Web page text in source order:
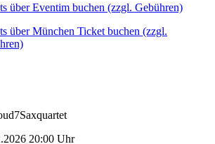
über Eventim buchen (zzgl. Gebühren)
über München Ticket buchen (zzgl.
20:00 Uhr